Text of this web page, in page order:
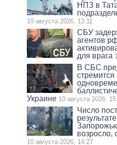
НПЗ в
10 августа 2026, 13:11
СБУ
агентов
для врага
В СБС
стремится
Украине 10 августа 2026,
Число
возросло,
10 августа 2026, 14:27